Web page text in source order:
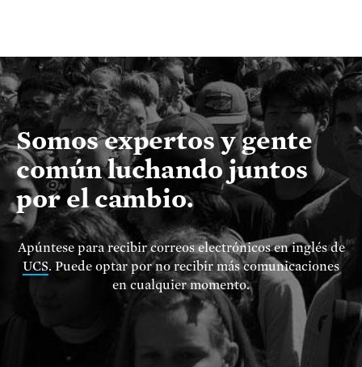
Somos expertos y gente
común luchando juntos
por el cambio.
Apúntese para recibir correos electrónicos en inglés de
UCS. Puede optar por no recibir más comunicaciones
en cualquier momento.